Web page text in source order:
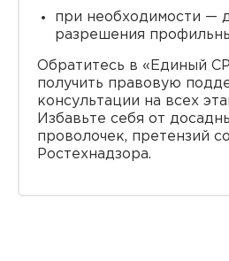
при необходимости —
разрешения
Обратитесь в «Единый
получить правовую
консультации на всех
Избавьте себя от
проволочек, претензий
Ростехнадзора.